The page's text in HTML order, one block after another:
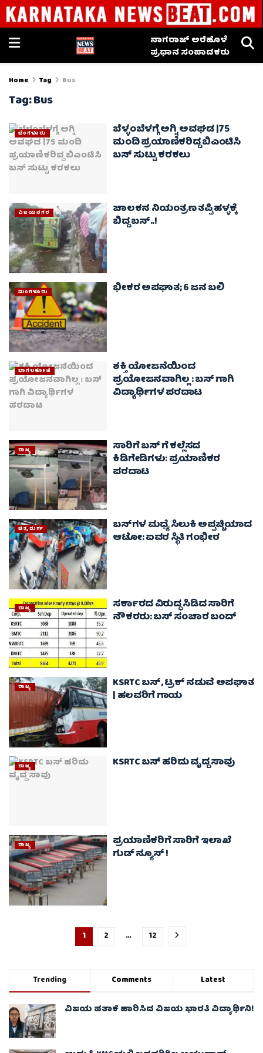
ನಾಗರಾಜ್ ಅರೆಹೊಳೆ
ಪ್ರಧಾನ ಸಂಪಾದಕರು
Home Tag Bus
Tag:Bus
ಬೆಂಗಳೂರು ಬೆಳ್ಳಂಬೆಳಗ್ಗೆ ಅಗ್ನಿ ಅವಘಡ |75
ಮಂದಿ ಪ್ರಯಾಣಿಕರಿದ್ದ ಬಿಎಂಟಿಸಿ
ಬಸ್‌ ಸುಟ್ಟು ಕರಕಲು
ವಿಜಯನಗರ ಚಾಲಕನ ನಿಯಂತ್ರಣ ತಪ್ಪಿ ಹಳ್ಳಕ್ಕೆ
ಬಿದ್ದ ಬಸ್‌..!
ಮಂಗಳೂರು ಭೀಕರ ಅಪಘಾತ; 6 ಜನ ಬಲಿ
ಬಾಗಲಕೋಟೆ ಶಕ್ತಿ ಯೋಜನೆಯಿಂದ
ಪ್ರಯೋಜನವಾಗಿಲ್ಲ : ಬಸ್‌ ಗಾಗಿ
ವಿದ್ಯಾರ್ಥಿಗಳ ಪರದಾಟ
ರಾಜ್ಯ ಸಾರಿಗೆ ಬಸ್ ಗೆ ಕಲ್ಲೆಸದ
ಕಿಡಿಗೇಡಿಗಳು: ಪ್ರಯಾಣಿಕರ
ಪರದಾಟ
ಚಿತ್ರದುರ್ಗ ಬಸ್‍ಗಳ ಮಧ್ಯೆ ಸಿಲುಕಿ ಅಪ್ಪಚ್ಚಿಯಾದ
ಆಟೋ: ಐವರ ಸ್ಥಿತಿ ಗಂಭೀರ
ರಾಜ್ಯ ಸರ್ಕಾರದ ವಿರುದ್ಧ ಸಿಡಿದ ಸಾರಿಗೆ
ನೌಕರರು: ಬಸ್‌ ಸಂಚಾರ ಬಂದ್‌
ರಾಜ್ಯ KSRTC ಬಸ್‌, ಟ್ರಕ್ ನಡುವೆ ಅಪಘಾತ
| ಹಲವರಿಗೆ ಗಾಯ
ರಾಜ್ಯ KSRTC ಬಸ್ ಹರಿದು ವೃದ್ದ ಸಾವು
ರಾಜ್ಯ ಪ್ರಯಾಣಿಕರಿಗೆ ಸಾರಿಗೆ ಇಲಾಖೆ
ಗುಡ್‌ ನ್ಯೂಸ್‌ !
1 2 … 12
Trending Comments Latest
ವಿಜಯ ಪತಾಕೆ ಹಾರಿಸಿದ ವಿಜಯ ಭಾರತಿ ವಿದ್ಯಾರ್ಥಿನಿ!